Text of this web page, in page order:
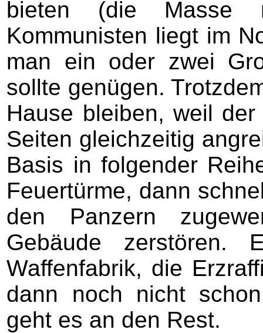
bieten (die Masse
Kommunisten liegt im
man ein oder zwei
sollte genügen.
Hause bleiben, weil
Seiten gleichzeitig
Basis in folgender
Feuertürme, dann
den Panzern
Gebäude zerstören.
Waffenfabrik, die
dann noch nicht
geht es an den Rest.